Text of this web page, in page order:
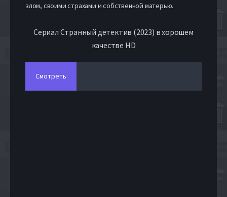
злом, своими страхами и собственной матерью.
Сериал Странный детектив (2023) в хорошем
качестве HD
Смотреть